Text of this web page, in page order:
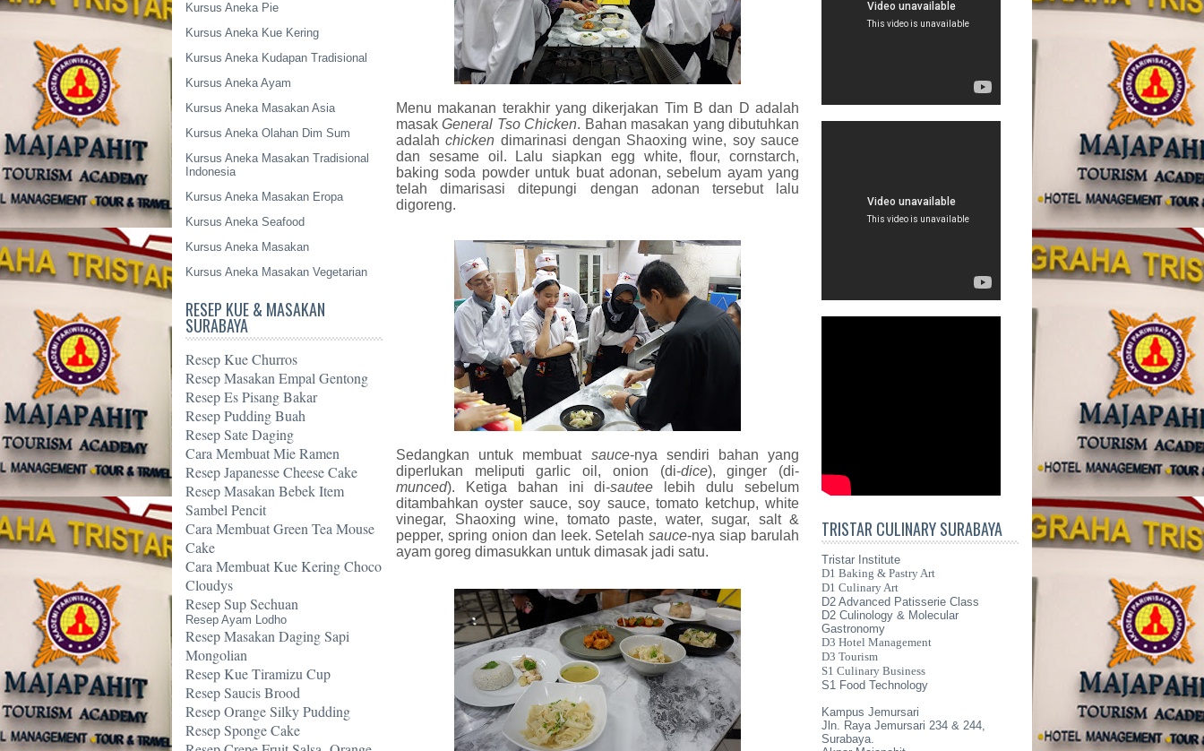
Kursus Aneka Pie
Kursus Aneka Kue Kering
Kursus Aneka Kudapan Tradisional
Kursus Aneka Ayam
Kursus Aneka Masakan Asia
Kursus Aneka Olahan Dim Sum
Kursus Aneka Masakan Tradisional
Indonesia
Kursus Aneka Masakan Eropa
Kursus Aneka Seafood
Kursus Aneka Masakan
Kursus Aneka Masakan Vegetarian
RESEP KUE & MASAKAN
SURABAYA
Resep Kue Churros
Resep Masakan Empal Gentong
Resep Es Pisang Bakar
Resep Pudding Buah
Resep Sate Daging
Cara Membuat Mie Ramen
Resep Japanesse Cheese Cake
Resep Masakan Bebek Item
Sambel Pencit
Cara Membuat Green Tea Mouse
Cake
Cara Membuat Kue Kering Choco
Cloudys
Resep Sup Sechuan
Resep Ayam Lodho
Resep Masakan Daging Sapi
Mongolian
Resep Kue Tiramizu Cup
Resep Saucis Brood
Resep Orange Silky Pudding
Resep Sponge Cake
Menu makanan terakhir yang dikerjakan Tim B dan D adalah
masakGeneral Tso Chicken. Bahan masakan yang dibutuhkan
adalahchicken dimarinasi dengan Shaoxing wine, soy sauce
dan sesame oil. Lalu siapkan egg white, flour, cornstarch,
baking soda powder untuk buat adonan, sebelum ayam yang
telah dimarisasi ditepungi dengan adonan tersebut lalu
digoreng.
Sedangkan untuk membuat sauce-nya sendiri bahan yang
diperlukan meliputi garlic oil, onion (di-dice), ginger (di-
munced). Ketiga bahan ini di-sautee lebih dulu sebelum
ditambahkan oyster sauce, soy sauce, tomato ketchup, white
vinegar, Shaoxing wine, tomato paste, water, sugar, salt &
pepper, spring onion dan leek. Setelahsauce-nya siap barulah
ayam goreg dimasukkan untuk dimasak jadi satu.
TRISTAR CULINARY SURABAYA
Tristar Institute
D1 Baking & Pastry Art
D1 Culinary Art
D2 Advanced Patisserie Class
D2 Culinology & Molecular
Gastronomy
D3 Hotel Management
D3 Tourism
S1 Culinary Business
S1 Food Technology
Kampus Jemursari
Jln. Raya Jemursari 234 & 244,
Surabaya.